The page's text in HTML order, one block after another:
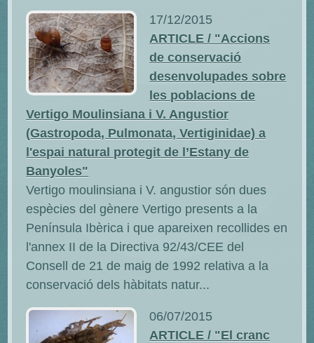
17/12/2015
ARTICLE / "Accions
de conservació
desenvolupades sobre
les poblacions de
Vertigo Moulinsiana i V. Angustior
(Gastropoda, Pulmonata, Vertiginidae) a
l'espai natural protegit de l’Estany de
Banyoles"
Vertigo moulinsiana i V. angustior són dues
espècies del gènere Vertigo presents a la
Península Ibèrica i que apareixen recollides en
l'annex II de la Directiva 92/43/CEE del
Consell de 21 de maig de 1992 relativa a la
conservació dels hàbitats natur...
06/07/2015
ARTICLE / "El cranc